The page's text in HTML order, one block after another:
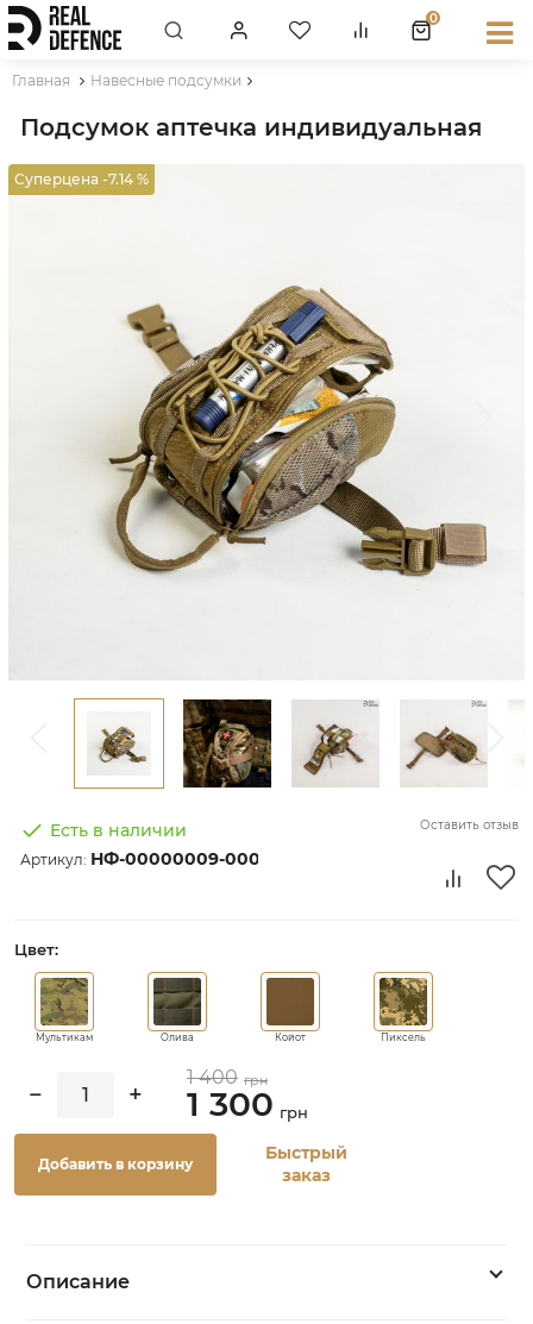
0
Главная Навесные подсумки
Подсумок аптечка индивидуальная
Суперцена -7.14 %
Есть в наличии
Артикул: НФ-00000009-000
Оставить отзыв
Цвет:
− +
1 400 грн
1 300 грн
Добавить в корзину
Быстрый
заказ
Описание